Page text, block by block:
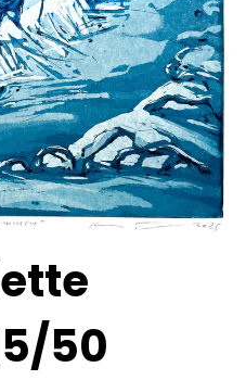
50